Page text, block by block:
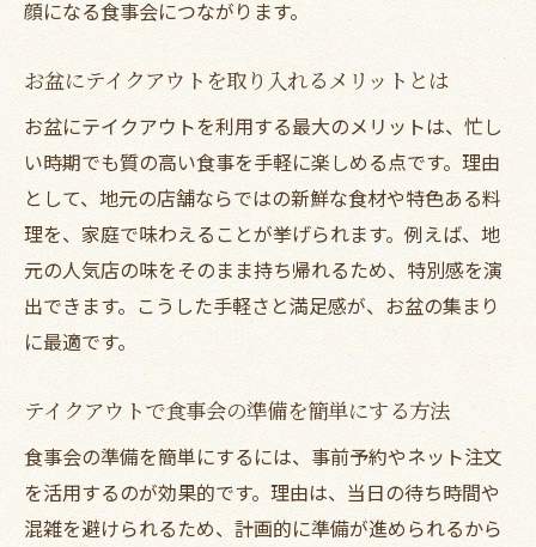
顔になる食事会につながります。
お盆にテイクアウトを取り入れるメリットとは
お盆にテイクアウトを利用する最大のメリットは、忙し
い時期でも質の高い食事を手軽に楽しめる点です。理由
として、地元の店舗ならではの新鮮な食材や特色ある料
理を、家庭で味わえることが挙げられます。例えば、地
元の人気店の味をそのまま持ち帰れるため、特別感を演
出できます。こうした手軽さと満足感が、お盆の集まり
に最適です。
テイクアウトで食事会の準備を簡単にする方法
食事会の準備を簡単にするには、事前予約やネット注文
を活用するのが効果的です。理由は、当日の待ち時間や
混雑を避けられるため、計画的に準備が進められるから